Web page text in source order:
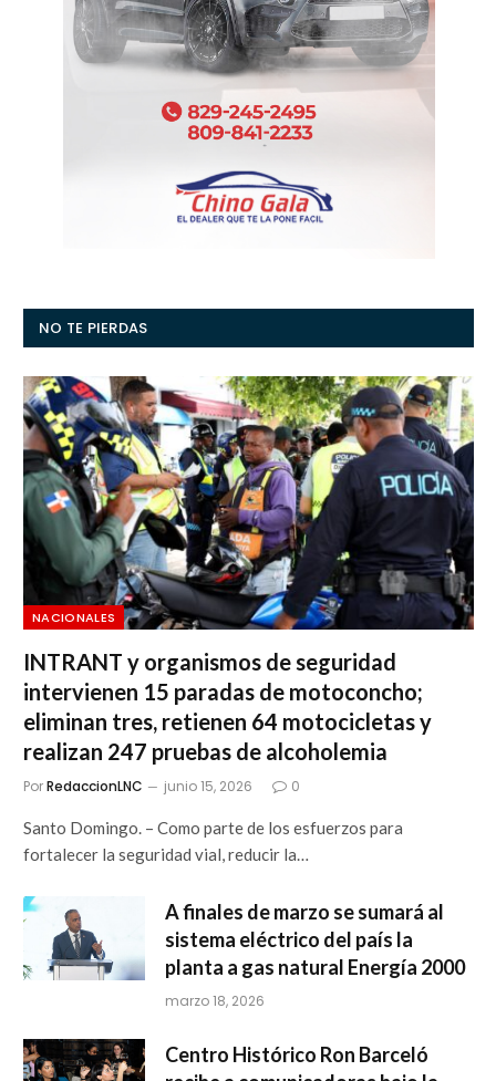
NO TE PIERDAS
NACIONALES
INTRANT y organismos de seguridad
intervienen 15 paradas de motoconcho;
eliminan tres, retienen 64 motocicletas y
realizan 247 pruebas de alcoholemia
PorRedaccionLNC junio 15, 2026 0
Santo Domingo. – Como parte de los esfuerzos para
fortalecer la seguridad vial, reducir la…
A finales de marzo se sumará al
sistema eléctrico del país la
planta a gas natural Energía 2000
marzo 18, 2026
Centro Histórico Ron Barceló